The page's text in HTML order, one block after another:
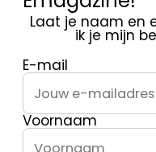
Laat je naam en
ik je mijn
E-mail
Voornaam